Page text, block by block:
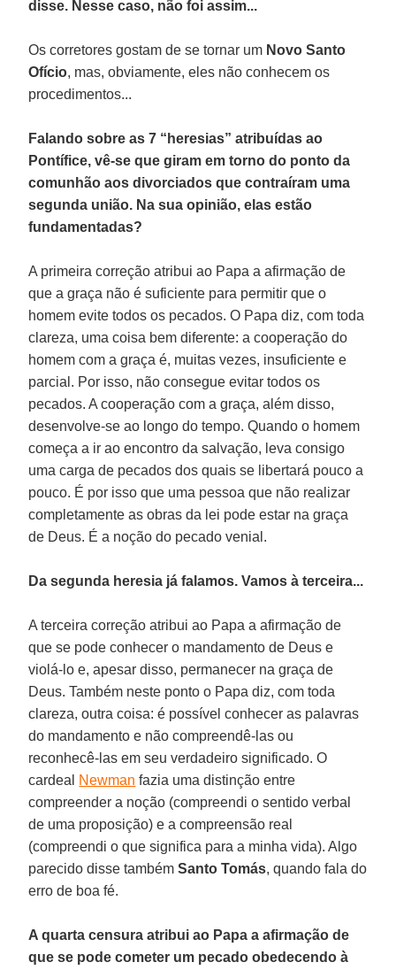
disse. Nesse caso, não foi assim...
Os corretores gostam de se tornar um Novo Santo
Ofício, mas, obviamente, eles não conhecem os
procedimentos...
Falando sobre as 7 “heresias” atribuídas ao
Pontífice, vê-se que giram em torno do ponto da
comunhão aos divorciados que contraíram uma
segunda união. Na sua opinião, elas estão
fundamentadas?
A primeira correção atribui ao Papa a afirmação de
que a graça não é suficiente para permitir que o
homem evite todos os pecados. O Papa diz, com toda
clareza, uma coisa bem diferente: a cooperação do
homem com a graça é, muitas vezes, insuficiente e
parcial. Por isso, não consegue evitar todos os
pecados. A cooperação com a graça, além disso,
desenvolve-se ao longo do tempo. Quando o homem
começa a ir ao encontro da salvação, leva consigo
uma carga de pecados dos quais se libertará pouco a
pouco. É por isso que uma pessoa que não realizar
completamente as obras da lei pode estar na graça
de Deus. É a noção do pecado venial.
Da segunda heresia já falamos. Vamos à terceira...
A terceira correção atribui ao Papa a afirmação de
que se pode conhecer o mandamento de Deus e
violá-lo e, apesar disso, permanecer na graça de
Deus. Também neste ponto o Papa diz, com toda
clareza, outra coisa: é possível conhecer as palavras
do mandamento e não compreendê-las ou
reconhecê-las em seu verdadeiro significado. O
cardeal Newman fazia uma distinção entre
compreender a noção (compreendi o sentido verbal
de uma proposição) e a compreensão real
(compreendi o que significa para a minha vida). Algo
parecido disse tambémSanto Tomás, quando fala do
erro de boa fé.
A quarta censura atribui ao Papa a afirmação de
que se pode cometer um pecado obedecendo à